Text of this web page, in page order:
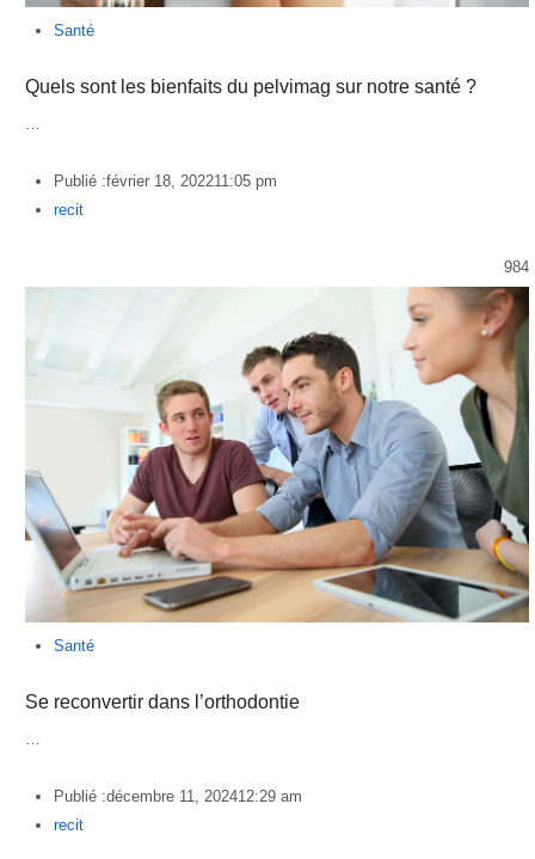
Santé
Quels sont les bienfaits du pelvimag sur notre santé ?
Publié :février 18, 202211:05 pm
Author
recit
984
Santé
Se reconvertir dans l’orthodontie
…
Publié :décembre 11, 202412:29 am
Author
recit